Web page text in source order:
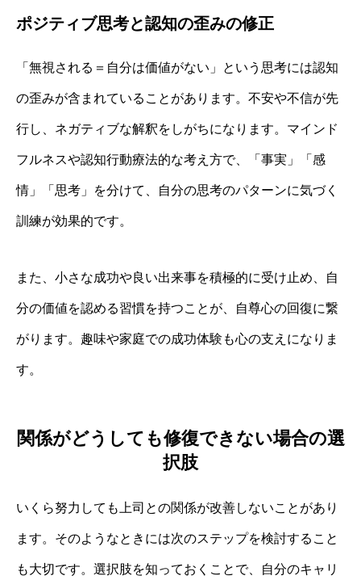
ポジティブ思考と認知の歪みの修正
「無視される＝自分は価値がない」という思考には認知
の歪みが含まれていることがあります。不安や不信が先
行し、ネガティブな解釈をしがちになります。マインド
フルネスや認知行動療法的な考え方で、「事実」「感
情」「思考」を分けて、自分の思考のパターンに気づく
訓練が効果的です。
また、小さな成功や良い出来事を積極的に受け止め、自
分の価値を認める習慣を持つことが、自尊心の回復に繋
がります。趣味や家庭での成功体験も心の支えになりま
す。
関係がどうしても修復できない場合の選
択肢
いくら努力しても上司との関係が改善しないことがあり
ます。そのようなときには次のステップを検討すること
も大切です。選択肢を知っておくことで、自分のキャリ